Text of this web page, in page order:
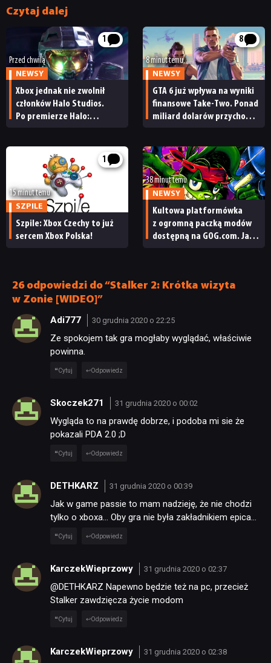
Czytaj dalej
1
Przed chwilą
NEWSY
Xbox jednak nie zwolnił
członków Halo Studios.
Po premierze Halo:
8
8 minut temu
NEWSY
GTA 6 już wpływa na wyniki
finansowe Take-Two. Ponad
miliard dolarów przychodu
1
15 minut temu
SZPILE
Szpile: Xbox Czechy to już
sercem Xbox Polska!
38 minut temu
NEWSY
Kultowa platformówka
z ogromną paczką modów
dostępną na GOG.com. Jazz
26 odpowiedzi do “Stalker 2: Krótka wizyta
w Zonie [WIDEO]”
Adi777 30 grudnia 2020 o 22:25
Ze spokojem tak gra mogłaby wyglądać, właściwie
powinna.
Cytuj Odpowiedz
Skoczek271 31 grudnia 2020 o 00:02
Wygląda to na prawdę dobrze, i podoba mi sie że
pokazali PDA 2.0 ;D
Cytuj Odpowiedz
DETHKARZ 31 grudnia 2020 o 00:39
Jak w game passie to mam nadzieję, że nie chodzi
tylko o xboxa… Oby gra nie była zakładnikiem epica…
Cytuj Odpowiedz
KarczekWieprzowy 31 grudnia 2020 o 02:37
@DETHKARZ Napewno będzie też na pc, przecież
Stalker zawdzięcza życie modom
Cytuj Odpowiedz
KarczekWieprzowy 31 grudnia 2020 o 02:38